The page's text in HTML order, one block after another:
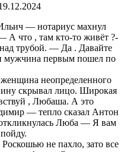
— нотариус махнул
А что , там кто-то живёт ?-
тpyбой. — Да . Давайте
мужчина первым пошел по
неопределенного
скрывал лицо. Широкая
, Любаша. А это
— тепло сказал Антон
Люба — Я вам
не пахло, зато все